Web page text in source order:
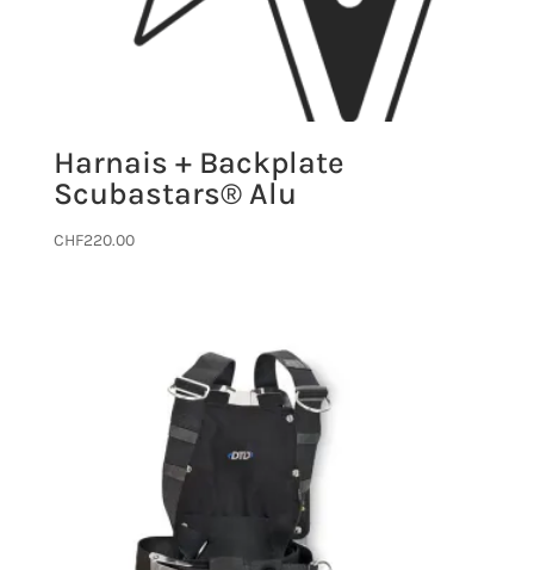
Harnais + Backplate
Scubastars® Alu
CHF220.00